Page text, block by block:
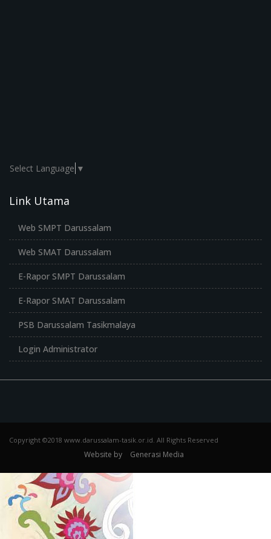
Select Language ▼
Link Utama
Web SMPT Darussalam
Web SMAT Darussalam
E-Rapor SMPT Darussalam
E-Rapor SMAT Darussalam
PSB Darussalam Tasikmalaya
Login Administrator
Copyright ©2018 www.darussalam-tasik.or.id. All Rights Reserved
Website by Generasi Media